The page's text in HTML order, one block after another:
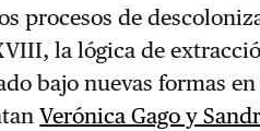
procesos de
la lógica de
bajo nuevas formas
Verónica Gago y